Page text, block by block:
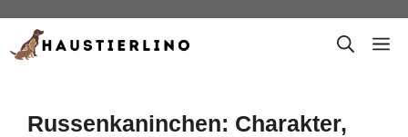
Zum
Inhalt
springen
Russenkaninchen: Charakter,